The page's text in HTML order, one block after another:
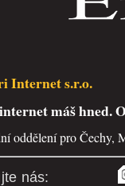
Internet s.r.o.
máš hned.
oddělení pro Čechy,
nás: